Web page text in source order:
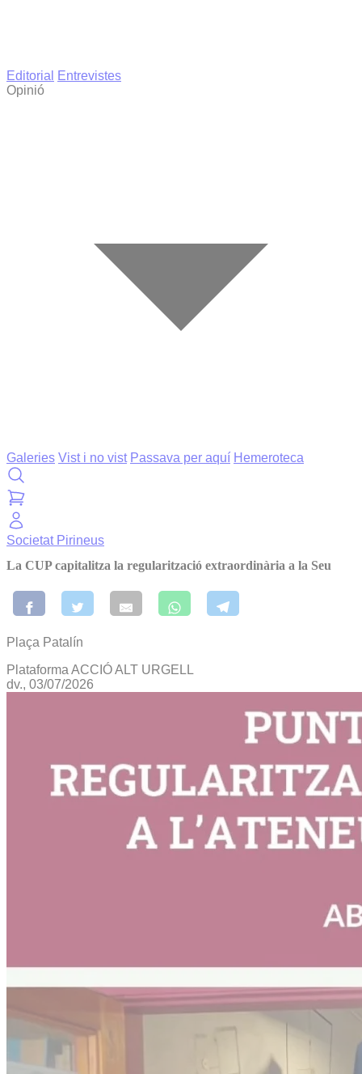
Editorial
Entrevistes
Opinió
Galeries Vist i no vist Passava per aquí Hemeroteca
Societat Pirineus
La CUP capitalitza la regularització extraordinària a la Seu
Plaça Patalín
Plataforma ACCIÓ ALT URGELL
dv., 03/07/2026